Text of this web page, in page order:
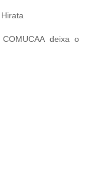
deixa o